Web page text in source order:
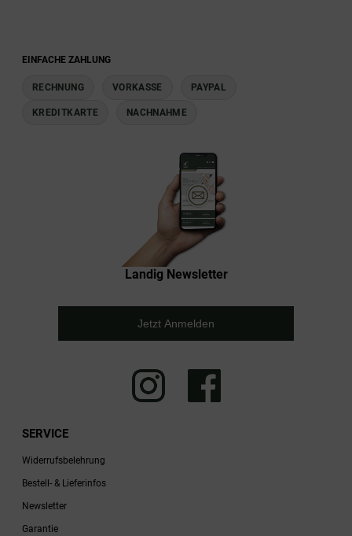
EINFACHE ZAHLUNG
RECHNUNG VORKASSE PAYPAL
KREDITKARTE NACHNAHME
Landig Newsletter
Jetzt Anmelden
SERVICE
Widerrufsbelehrung
Bestell- & Lieferinfos
Newsletter
Garantie